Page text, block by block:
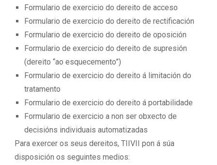
Formulario de exercicio do dereito de acceso
Formulario de exercicio do dereito de rectificación
Formulario de exercicio do dereito de oposición
Formulario de exercicio do dereito de supresión
(dereito “ao esquecemento”)
Formulario de exercicio do dereito á limitación do
tratamento
Formulario de exercicio do dereito á portabilidade
Formulario de exercicio a non ser obxecto de
decisións individuais automatizadas
Para exercer os seus dereitos, TIIVII pon á súa
disposición os seguintes medios: